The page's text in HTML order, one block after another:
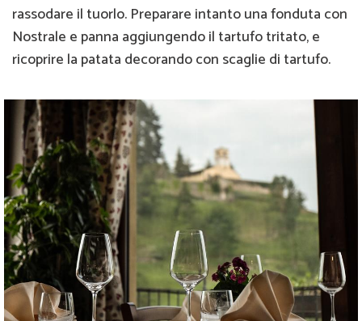
rassodare il tuorlo. Preparare intanto una fonduta con
Nostrale e panna aggiungendo il tartufo tritato, e
ricoprire la patata decorando con scaglie di tartufo.